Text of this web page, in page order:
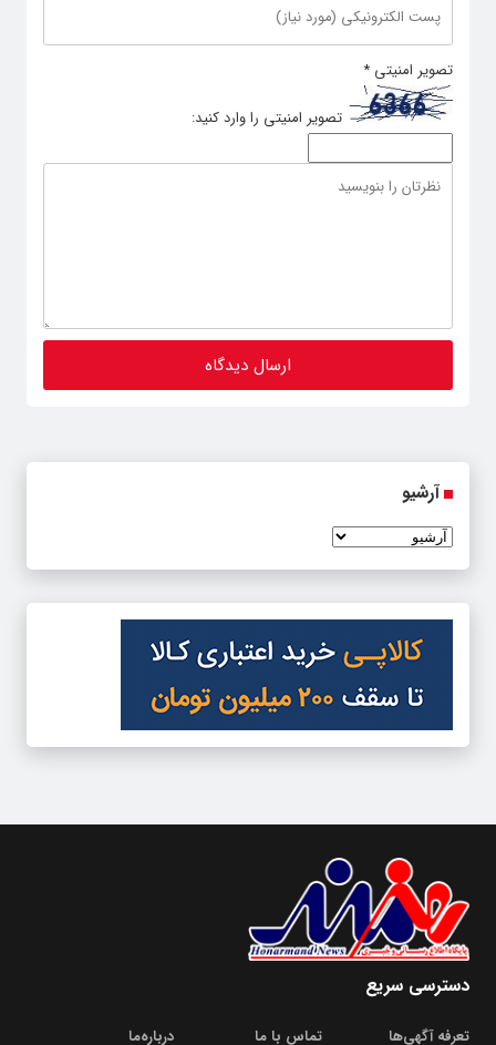
تصویر امنیتی *
تصویر امنیتی را وارد کنید:
آرشیو
دسترسی سریع
تعرفه آگهی‌ها تماس با ما درباره‌‌ما